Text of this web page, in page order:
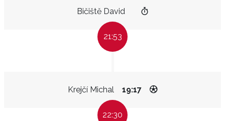
Bičiště David
21:53
Krejčí Michal 19:17
22:30